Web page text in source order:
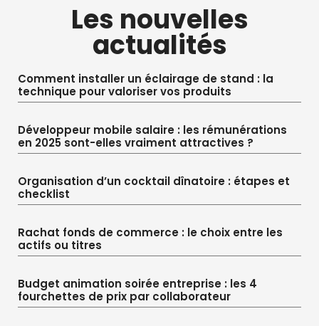
Les nouvelles
actualités
Comment installer un éclairage de stand : la
technique pour valoriser vos produits
Développeur mobile salaire : les rémunérations
en 2025 sont-elles vraiment attractives ?
Organisation d’un cocktail dînatoire : étapes et
checklist
Rachat fonds de commerce : le choix entre les
actifs ou titres
Budget animation soirée entreprise : les 4
fourchettes de prix par collaborateur